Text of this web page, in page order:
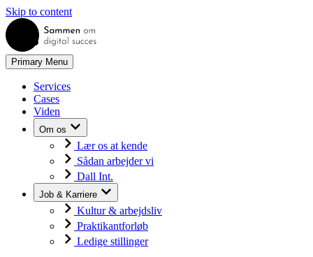
Skip to content
Primary Menu
Services
Cases
Viden
Om os
Lær os at kende
Sådan arbejder vi
Dall Int.
Job & Karriere
Kultur & arbejdsliv
Praktikantforløb
Ledige stillinger